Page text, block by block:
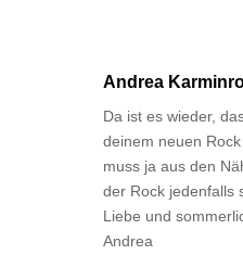
Andrea
Da ist es wieder,
deinem neuen
muss ja aus den
der Rock jedenfalls
Liebe und
Andrea